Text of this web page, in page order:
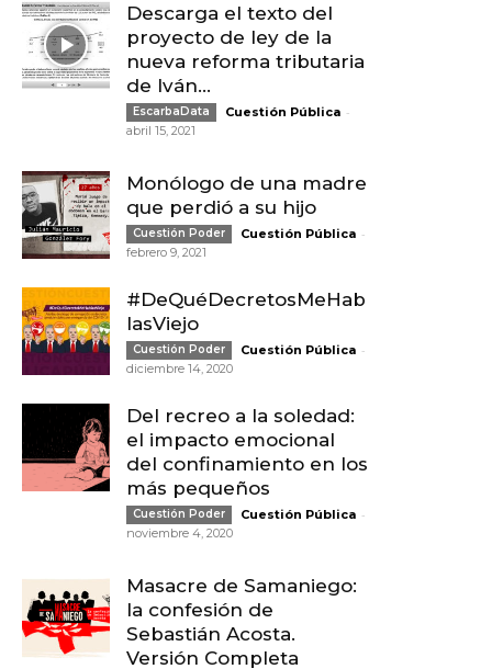
Descarga el texto del
proyecto de ley de la
nueva reforma tributaria
de Iván...
EscarbaData Cuestión Pública -
abril 15, 2021
Monólogo de una madre
que perdió a su hijo
Cuestión Poder Cuestión Pública -
febrero 9, 2021
#DeQuéDecretosMeHab
lasViejo
Cuestión Poder Cuestión Pública -
diciembre 14, 2020
Del recreo a la soledad:
el impacto emocional
del confinamiento en los
más pequeños
Cuestión Poder Cuestión Pública -
noviembre 4, 2020
Masacre de Samaniego:
la confesión de
Sebastián Acosta.
Versión Completa